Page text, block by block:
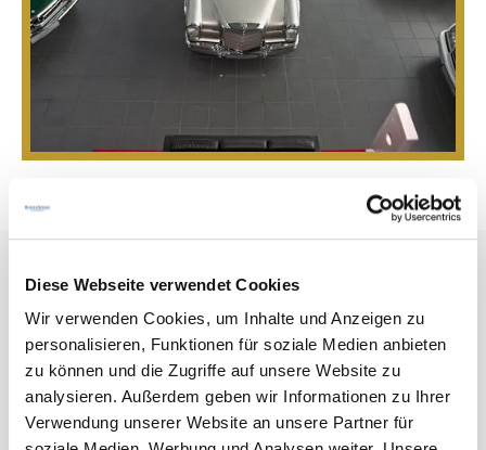
Diese Webseite verwendet Cookies
Wir verwenden Cookies, um Inhalte und Anzeigen zu
personalisieren, Funktionen für soziale Medien anbieten
zu können und die Zugriffe auf unsere Website zu
analysieren. Außerdem geben wir Informationen zu Ihrer
Verwendung unserer Website an unsere Partner für
Wo Klassiker zu Hause sind.
Mercedes-Benz Classic: Hier leben die Klassiker
weiter.